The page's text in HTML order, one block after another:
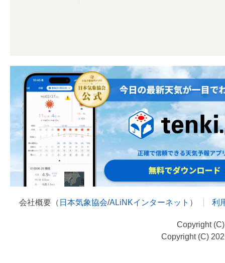
会社概要（ 日本気象協会/ALiNKインターネット ） 利
Copyright
Copyright (C)